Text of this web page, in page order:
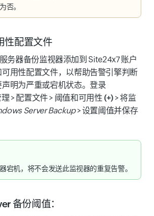
否。
性配置文件
务器备份监视器添加到 Site24x7 账户
用性配置文件，以帮助告警引擎判断
明为严重或宕机状态。登录
> 配置文件> 阈值和可用性 (+) > 将监
Server Backup> 设置阈值并保存
宕机，将不会发送此监视器的重复告警。
备份阈值：